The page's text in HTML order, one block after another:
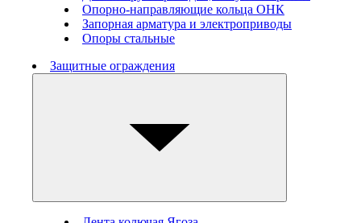
Опорно-направляющие кольца ОНК
Запорная арматура и электроприводы
Опоры стальные
Защитные ограждения